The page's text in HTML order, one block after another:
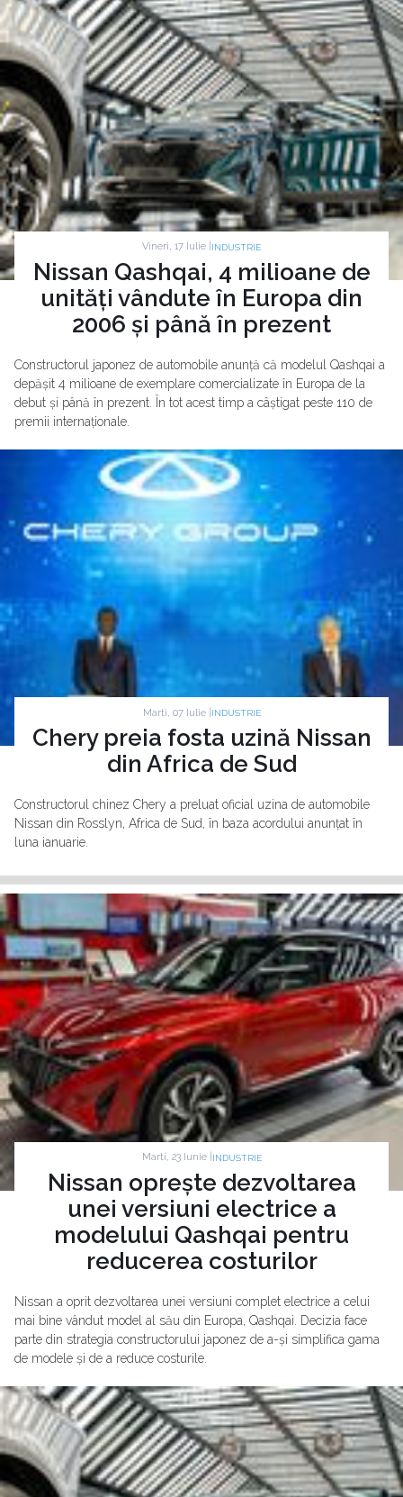
Vineri, 17 Iulie | INDUSTRIE
Nissan Qashqai, 4 milioane de
unități vândute în Europa din
2006 și până în prezent
Constructorul japonez de automobile anunță că modelul Qashqai a
depășit 4 milioane de exemplare comercializate în Europa de la
debut și până în prezent. În tot acest timp a câștigat peste 110 de
premii internaționale.
Marti, 07 Iulie | INDUSTRIE
Chery preia fosta uzină Nissan
din Africa de Sud
Constructorul chinez Chery a preluat oficial uzina de automobile
Nissan din Rosslyn, Africa de Sud, în baza acordului anunțat în
luna ianuarie.
Marti, 23 Iunie | INDUSTRIE
Nissan oprește dezvoltarea
unei versiuni electrice a
modelului Qashqai pentru
reducerea costurilor
Nissan a oprit dezvoltarea unei versiuni complet electrice a celui
mai bine vândut model al său din Europa, Qashqai. Decizia face
parte din strategia constructorului japonez de a-și simplifica gama
de modele și de a reduce costurile.